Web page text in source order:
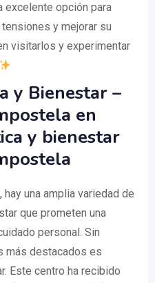
excelente opción para
y mejorar su
visitarlos y experimentar
y Bienestar –
en
y bienestar
una amplia variedad de
que prometen una
personal. Sin
más destacados es
Este centro ha recibido